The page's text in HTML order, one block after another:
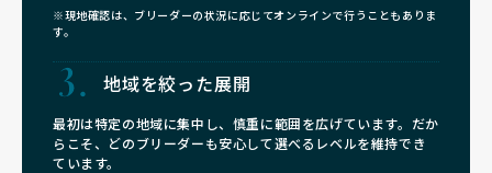
※現地確認は、ブリーダーの状況に応じてオンラインで行うこともありま
す。
地域を絞った展開
最初は特定の地域に集中し、慎重に範囲を広げています。だか
らこそ、どのブリーダーも安心して選べるレベルを維持でき
ています。